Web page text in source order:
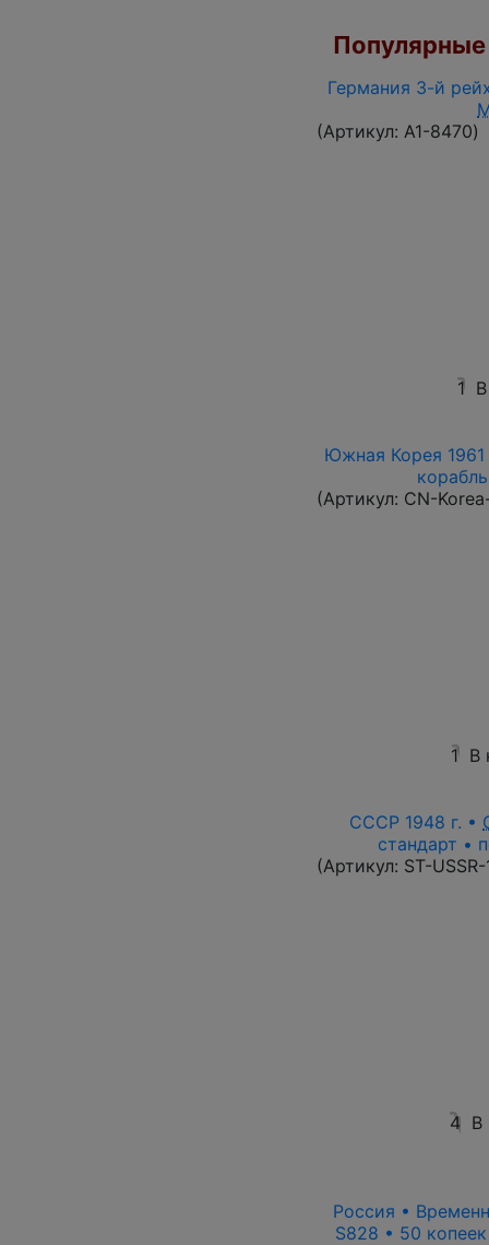
Германия 3-й
(Артикул: A1-8470)
1
Южная Корея 1961
(Артикул: CN-
1 В
СССР 1948 г. •
стандарт •
(Артикул: ST-
4 В
Россия •
S828 • 50